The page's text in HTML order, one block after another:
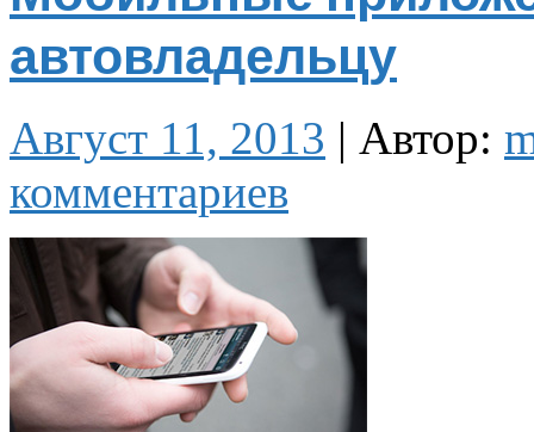
автовладельцу
Август 11, 2013 | Автор:
комментариев